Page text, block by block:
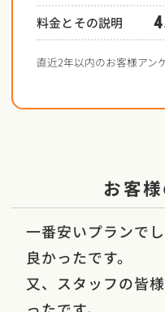
料金とその説明
直近2年以内のお客様アン
お客
一番安いプランで
良かったです。
又、スタッフの皆